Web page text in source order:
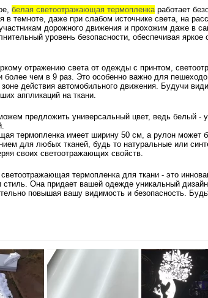
белая светоотражающая термопленкаработает
в темноте, даже при слабом источнике света, на
дорожного движения и прохожим даже в
уровень безопасности, обеспечивая
отражению света от одежды с принтом,
более чем в 9 раз. Это особенно важно для
действия автомобильного движения. Будучи
аппликаций на ткани.
предложить универсальный цвет, ведь белый -
термопленка имеет ширину 50 см, а рулон может
для любых тканей, будь то натуральные или
своих светоотражающих свойств.
термопленка для ткани - это
стиль. Она придает вашей одежде уникальный
повышая вашу видимость и безопасность.